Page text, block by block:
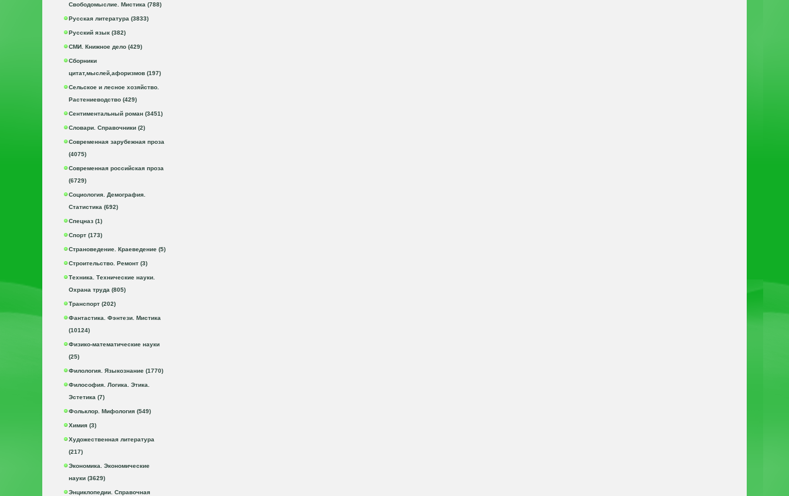
Свободомыслие. Мистика (788)
Русская литература (3833)
Русский язык (382)
СМИ. Книжное дело (429)
Сборники
цитат,мыслей,афоризмов (197)
Сельское и лесное хозяйство.
Растениеводство (429)
Сентиментальный роман (3451)
Словари. Справочники (2)
Современная зарубежная проза
(4075)
Современная российская проза
(6729)
Социология. Демография.
Статистика (692)
Спецназ (1)
Спорт (173)
Страноведение. Краеведение (5)
Строительство. Ремонт (3)
Техника. Технические науки.
Охрана труда (805)
Транспорт (202)
Фантастика. Фэнтези. Мистика
(10124)
Физико-математические науки
(25)
Филология. Языкознание (1770)
Философия. Логика. Этика.
Эстетика (7)
Фольклор. Мифология (549)
Химия (3)
Художественная литература
(217)
Экономика. Экономические
науки (3629)
Энциклопедии. Справочная